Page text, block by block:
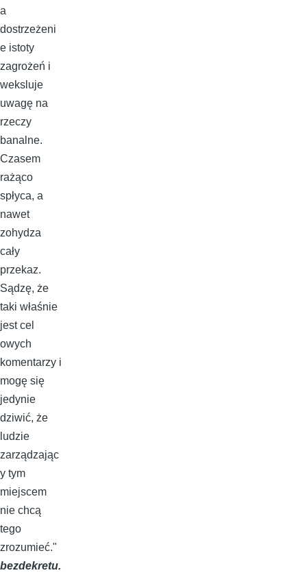
a
dostrzeżeni
e istoty
zagrożeń i
weksluje
uwagę na
rzeczy
banalne.
Czasem
rażąco
spłyca, a
nawet
zohydza
cały
przekaz.
Sądzę, że
taki właśnie
jest cel
owych
komentarzy i
mogę się
jedynie
dziwić, że
ludzie
zarządzając
y tym
miejscem
nie chcą
tego
zrozumieć."
bezdekretu.